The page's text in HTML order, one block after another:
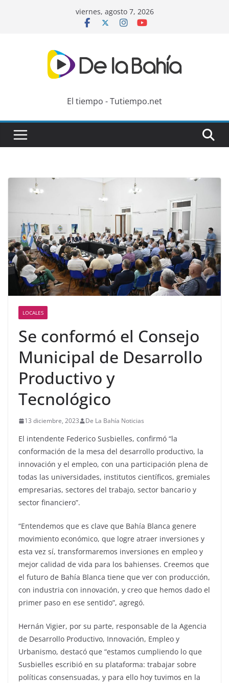
viernes, agosto 7, 2026
El tiempo - Tutiempo.net
LOCALES
Se conformó el Consejo
Municipal de Desarrollo
Productivo y
Tecnológico
13 diciembre, 2023 De La Bahía Noticias
El intendente Federico Susbielles, confirmó “la
conformación de la mesa del desarrollo productivo, la
innovación y el empleo, con una participación plena de
todas las universidades, institutos científicos, gremiales
empresarias, sectores del trabajo, sector bancario y
sector financiero”.
“Entendemos que es clave que Bahía Blanca genere
movimiento económico, que logre atraer inversiones y
esta vez sí, transformaremos inversiones en empleo y
mejor calidad de vida para los bahienses. Creemos que
el futuro de Bahía Blanca tiene que ver con producción,
con industria con innovación, y creo que hemos dado el
primer paso en ese sentido”, agregó.
Hernán Vigier, por su parte, responsable de la Agencia
de Desarrollo Productivo, Innovación, Empleo y
Urbanismo, destacó que “estamos cumpliendo lo que
Susbielles escribió en su plataforma: trabajar sobre
políticas consensuadas, y para ello hoy tuvimos en la